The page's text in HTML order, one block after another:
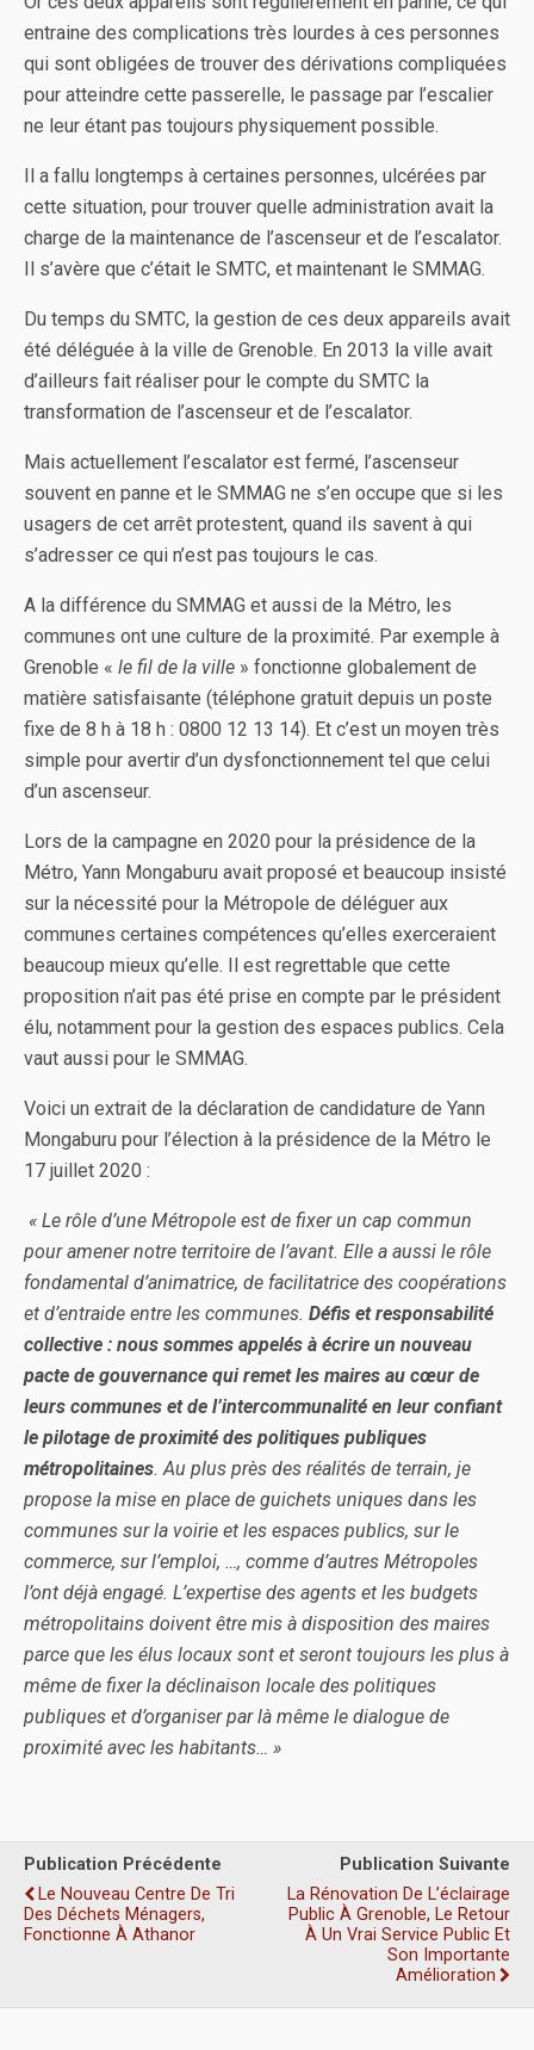
entraine des complications très lourdes à ces personnes
qui sont obligées de trouver des dérivations compliquées
pour atteindre cette passerelle, le passage par l’escalier
ne leur étant pas toujours physiquement possible.
Il a fallu longtemps à certaines personnes, ulcérées par
cette situation, pour trouver quelle administration avait la
charge de la maintenance de l’ascenseur et de l’escalator.
Il s’avère que c’était le SMTC, et maintenant le SMMAG.
Du temps du SMTC, la gestion de ces deux appareils avait
été déléguée à la ville de Grenoble. En 2013 la ville avait
d’ailleurs fait réaliser pour le compte du SMTC la
transformation de l’ascenseur et de l’escalator.
Mais actuellement l’escalator est fermé, l’ascenseur
souvent en panne et le SMMAG ne s’en occupe que si les
usagers de cet arrêt protestent, quand ils savent à qui
s’adresser ce qui n’est pas toujours le cas.
A la différence du SMMAG et aussi de la Métro, les
communes ont une culture de la proximité. Par exemple à
Grenoble « le fil de la ville » fonctionne globalement de
matière satisfaisante (téléphone gratuit depuis un poste
fixe de 8 h à 18 h : 0800 12 13 14). Et c’est un moyen très
simple pour avertir d’un dysfonctionnement tel que celui
d’un ascenseur.
Lors de la campagne en 2020 pour la présidence de la
Métro, Yann Mongaburu avait proposé et beaucoup insisté
sur la nécessité pour la Métropole de déléguer aux
communes certaines compétences qu’elles exerceraient
beaucoup mieux qu’elle. Il est regrettable que cette
proposition n’ait pas été prise en compte par le président
élu, notamment pour la gestion des espaces publics. Cela
vaut aussi pour le SMMAG.
Voici un extrait de la déclaration de candidature de Yann
Mongaburu pour l’élection à la présidence de la Métro le
17 juillet 2020 :
« Le rôle d’une Métropole est de fixer un cap commun
pour amener notre territoire de l’avant. Elle a aussi le rôle
fondamental d’animatrice, de facilitatrice des coopérations
et d’entraide entre les communes. Défis et responsabilité
collective : nous sommes appelés à écrire un nouveau
pacte de gouvernance qui remet les maires au cœur de
leurs communes et de l’intercommunalité en leur confiant
le pilotage de proximité des politiques publiques
métropolitaines. Au plus près des réalités de terrain, je
propose la mise en place de guichets uniques dans les
communes sur la voirie et les espaces publics, sur le
commerce, sur l’emploi, …, comme d’autres Métropoles
l’ont déjà engagé. L’expertise des agents et les budgets
métropolitains doivent être mis à disposition des maires
parce que les élus locaux sont et seront toujours les plus à
même de fixer la déclinaison locale des politiques
publiques et d’organiser par là même le dialogue de
proximité avec les habitants… »
Publication Précédente
Le Nouveau Centre De Tri
Des Déchets Ménagers,
Fonctionne À Athanor
Publication Suivante
La Rénovation De L’éclairage
Public À Grenoble, Le Retour
À Un Vrai Service Public Et
Son Importante
Amélioration